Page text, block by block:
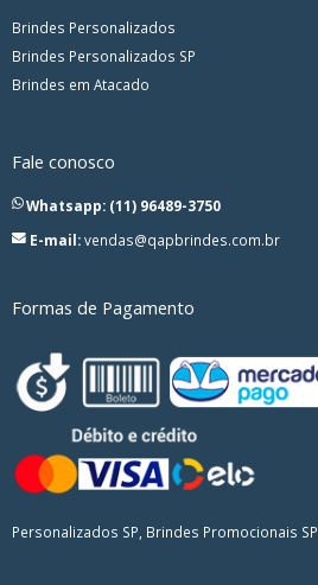
Brindes Personalizados
Brindes Personalizados SP
Brindes em Atacado
Fale conosco
Whatsapp: (11) 96489-3750
E-mail:vendas@qapbrindes.com.br
Formas de Pagamento
Personalizados SP, Brindes Promocionais SP